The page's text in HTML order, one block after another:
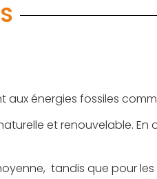
aux énergies fossiles
et renouvelable.
tandis que pour